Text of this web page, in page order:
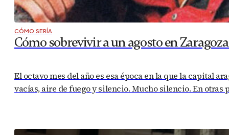
CÓMO SERÍA
Cómo sobrevivir a un agosto en
El octavo mes del año es esa época en la que la capital
vacías, aire de fuego y silencio. Mucho silencio. En otras